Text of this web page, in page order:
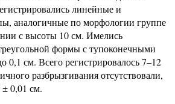
линейные и
аналогичные по морфологии группе
с высоты 10 см. Имелись
формы с тупоконечными
0,1 см. Всего регистрировалось 7–12
разбрызгивания отсутствовали,
± 0,01 см.